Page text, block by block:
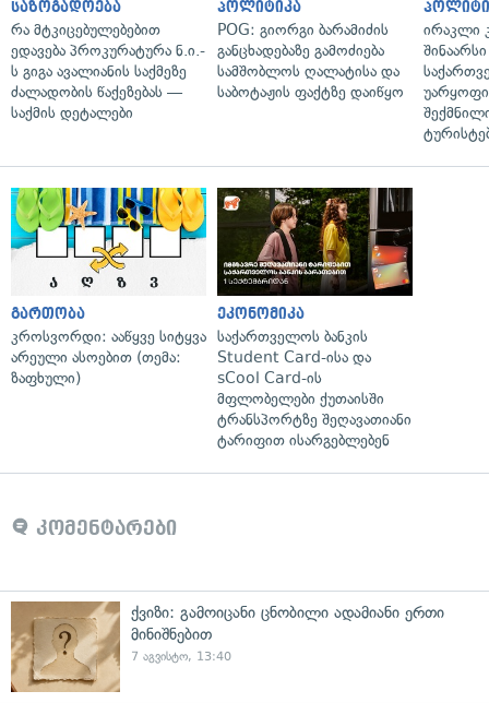
საზოგადოება
რა მტკიცებულებებით
ედავება პროკურატურა ნ.ი.-
ს გიგა ავალიანის საქმეზე
ძალადობის წაქეზებას —
საქმის დეტალები
პოლიტიკა
POG: გიორგი ბარამიძის
განცხადებაზე გამოძიება
სამშობლოს ღალატისა და
საბოტაჟის ფაქტზე დაიწყო
ირაკლი
გართობა
კროსვორდი: ააწყვე სიტყვა
არეული ასოებით (თემა:
ზაფხული)
ეკონომიკა
საქართველოს ბანკის
Student Card-ისა და
sCool Card-ის
მფლობელები ქუთაისში
ტრანსპორტზე შეღავათიანი
ტარიფით ისარგებლებენ
კომენტარები
ქვიზი: გამოიცანი ცნობილი ადამიანი ერთი
მინიშნებით
7 აგვისტო, 13:40